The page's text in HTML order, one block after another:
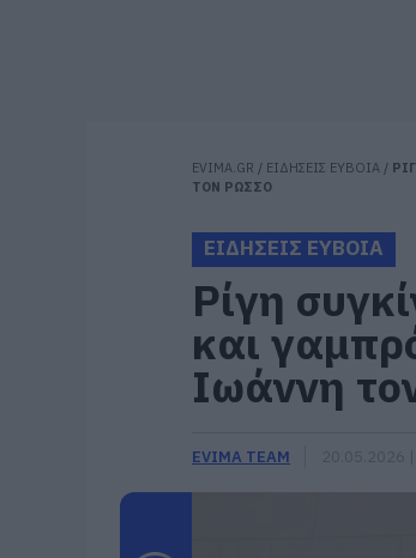
EVIMA.GR / ΕΙΔΗΣΕΙΣ ΕΥΒΟΙΑ /
ΤΟΝ ΡΩΣΣΟ
ΕΙΔΗΣΕΙΣ ΕΥΒΟΙΑ
Ρίγη
και
Ιωάννη
EVIMA TEAM